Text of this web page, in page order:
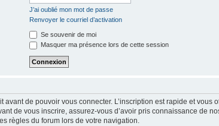
J’ai oublié mon mot de passe
Renvoyer le courriel d’activation
Se souvenir de moi
Masquer ma présence lors de cette session
avant de pouvoir vous connecter. L’inscription est rapide et
de vous inscrire, assurez-vous d’avoir pris connaissance de
règles du forum lors de votre navigation.